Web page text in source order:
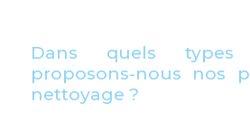
Dans quels
proposons-nous nos
nettoyage ?